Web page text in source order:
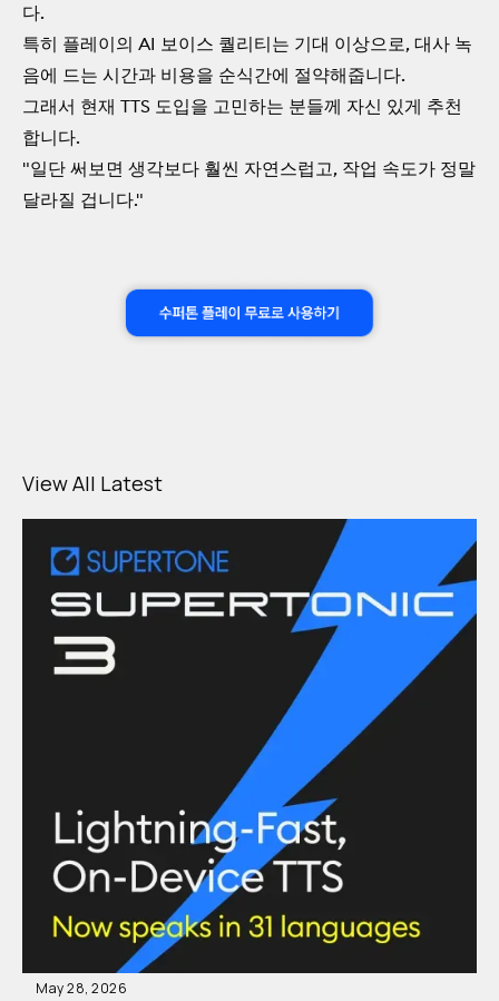
다.
특히 플레이의 AI 보이스 퀄리티는 기대 이상으로, 대사 녹
음에 드는 시간과 비용을 순식간에 절약해줍니다.
그래서 현재 TTS 도입을 고민하는 분들께 자신 있게 추천
합니다.
"일단 써보면 생각보다 훨씬 자연스럽고, 작업 속도가 정말
달라질 겁니다."
View All Latest
May 28, 2026